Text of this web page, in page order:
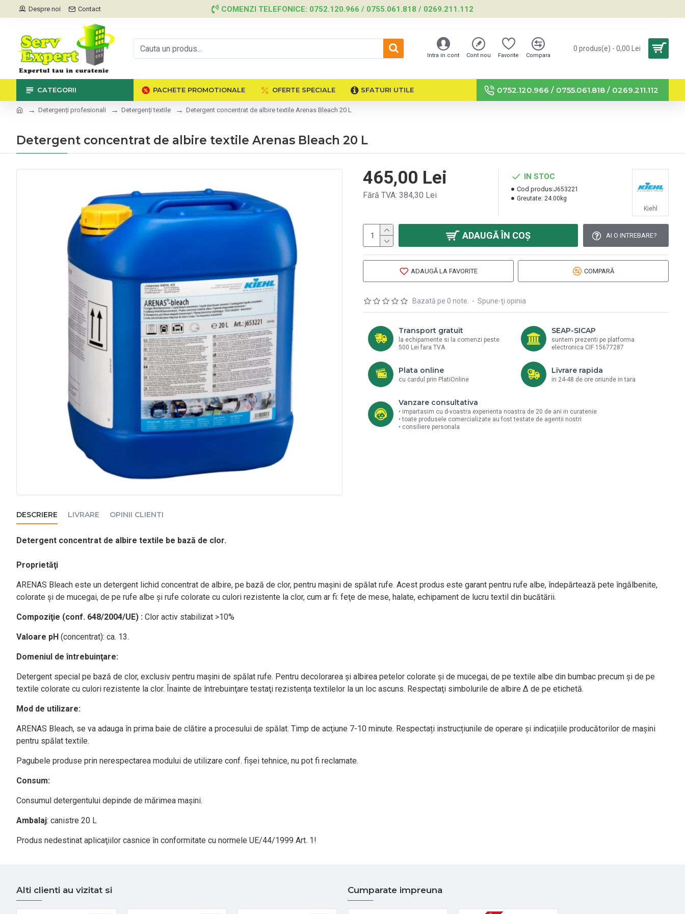
Despre noi Contact COMENZI TELEFONICE: 0752.120.966 / 0755.061.818 / 0269.211.112
Intra in cont Cont nou Favorite Compara
0 produs(e) - 0,00 Lei
CATEGORII PACHETE PROMOTIONALE OFERTE SPECIALE SFATURI UTILE 0752.120.966 / 0755.061.818 / 0269.211.112
Detergenți profesionali Detergenți textile Detergent concentrat de albire textile Arenas Bleach 20 L
Detergent concentrat de albire textile Arenas Bleach 20 L
Bazată pe 0 note. - Spune-ţi opinia
465,00 Lei
Fără TVA: 384,30 Lei
IN STOC
Cod produs:J653221
Greutate: 24.00kg
Kiehl
ADAUGĂ ÎN COŞ AI O INTREBARE?
ADAUGĂ LA FAVORITE COMPARĂ
Transport gratuit
la echipamente si la comenzi peste
500 Lei fara TVA
SEAP-SICAP
suntem prezenti pe platforma
electronica CIF 15677287
Plata online
cu cardul prin PlatiOnline
Livrare rapida
in 24-48 de ore oriunde in tara
Vanzare consultativa
• impartasim cu d-voastra experienta noastra de 20 de ani in curatenie
• toate produsele comercializate au fost testate de agentii nostri
• consiliere personala
DESCRIERE LIVRARE OPINII CLIENTI
Detergent concentrat de albire textile be bază de clor.
Proprietăţi
ARENAS Bleach este un detergent lichid concentrat de albire, pe bază de clor, pentru maşini de spălat rufe. Acest produs este garant pentru rufe albe, îndepărtează pete îngălbenite,
colorate şi de mucegai, de pe rufe albe şi rufe colorate cu culori rezistente la clor, cum ar fi: feţe de mese, halate, echipament de lucru textil din bucătării.
Compoziţie (conf. 648/2004/UE) : Clor activ stabilizat >10%
Valoare pH (concentrat): ca. 13.
Domeniul de întrebuinţare:
Detergent special pe bază de clor, exclusiv pentru maşini de spălat rufe. Pentru decolorarea şi albirea petelor colorate şi de mucegai, de pe textile albe din bumbac precum şi de pe
textile colorate cu culori rezistente la clor. Înainte de întrebuinţare testaţi rezistenţa textilelor la un loc ascuns. Respectaţi simbolurile de albire Δ de pe etichetă.
Mod de utilizare:
ARENAS Bleach, se va adauga în prima baie de clătire a procesului de spălat. Timp de acţiune 7-10 minute. Respectați instrucțiunile de operare și indicațiile producătorilor de mașini
pentru spălat textile.
Pagubele produse prin nerespectarea modului de utilizare conf. fişei tehnice, nu pot fi reclamate.
Consum:
Consumul detergentului depinde de mărimea maşini.
Ambalaj: canistre 20 L
Produs nedestinat aplicaţiilor casnice în conformitate cu normele UE/44/1999 Art. 1!
Alti clienti au vizitat si Cumparate impreuna